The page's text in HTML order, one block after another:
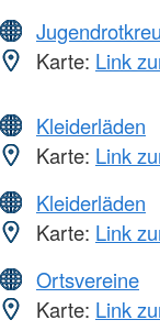
Karte: Link
Kleiderläden
Karte: Link
Kleiderläden
Karte: Link
Ortsvereine
Karte: Link